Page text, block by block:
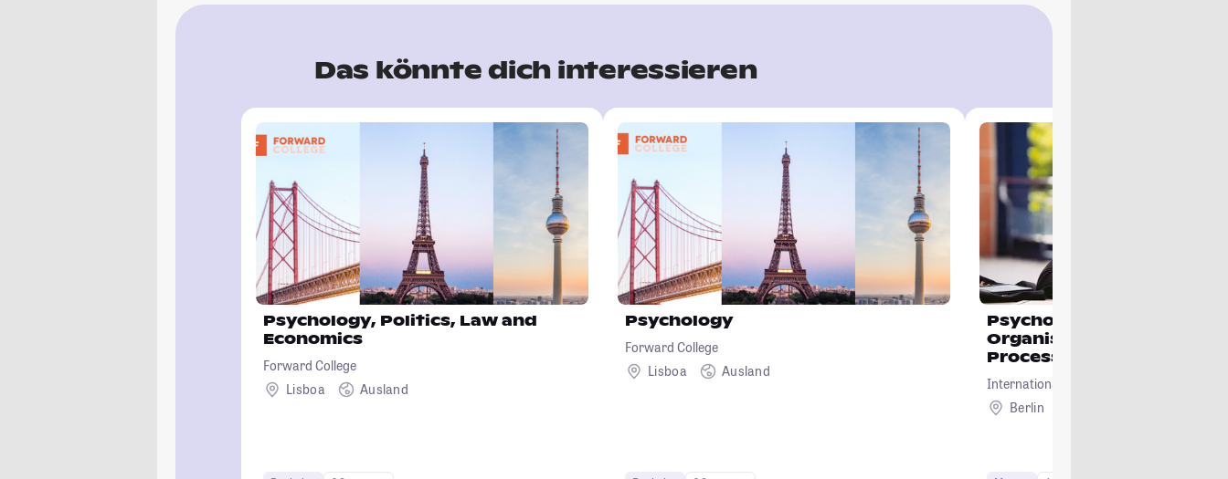
Das könnte dich interessieren
Psychology, Politics, Law and
Economics
Forward College
Lisboa
Ausland
Psychology
Forward College
Lisboa
Ausland
Psychology focusing on
Organisation –
Processes in Work,
Environment
International Psychoanalytic University
Berlin